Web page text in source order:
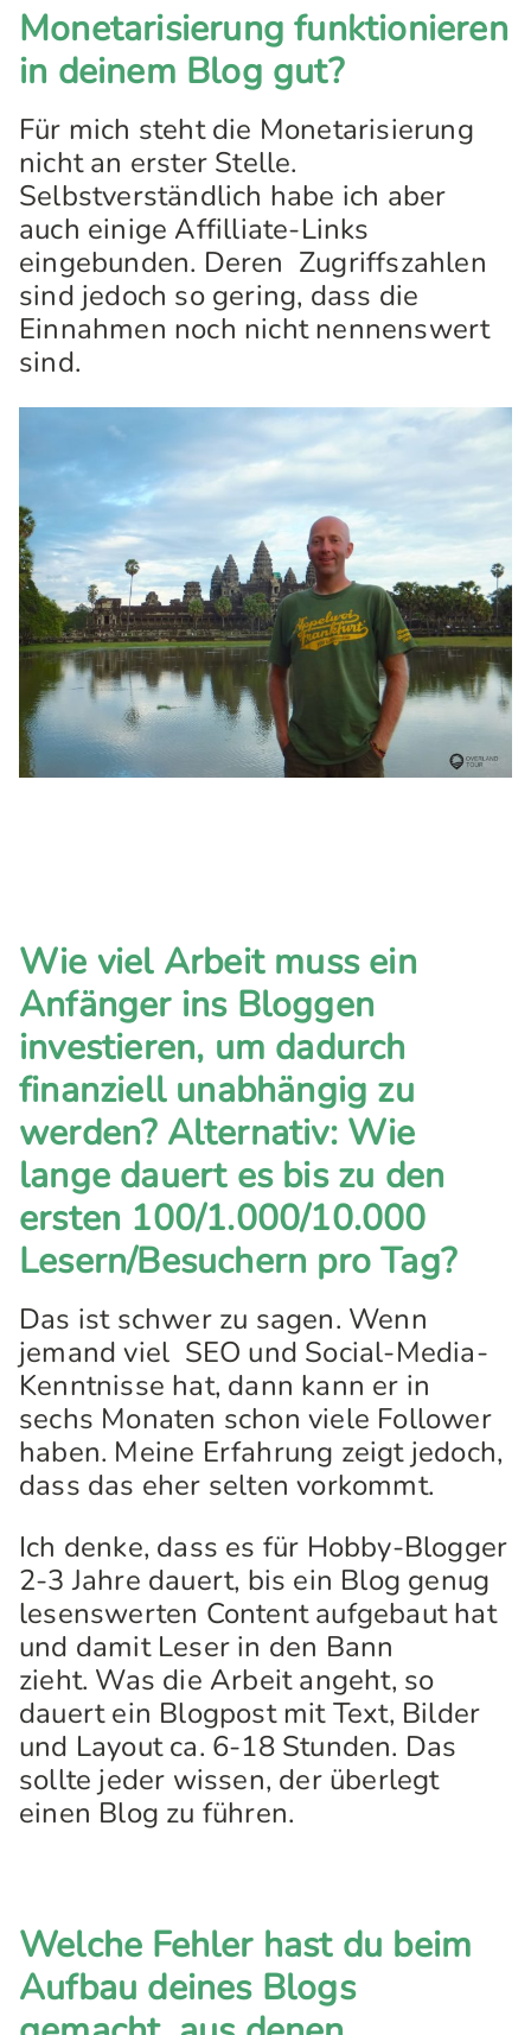
Monetarisierung funktionieren
in deinem Blog gut?
Für mich steht die Monetarisierung
nicht an erster Stelle.
Selbstverständlich habe ich aber
auch einige Affilliate-Links
eingebunden. Deren Zugriffszahlen
sind jedoch so gering, dass die
Einnahmen noch nicht nennenswert
sind.
Wie viel Arbeit muss ein
Anfänger ins Bloggen
investieren, um dadurch
finanziell unabhängig zu
werden? Alternativ: Wie
lange dauert es bis zu den
ersten 100/1.000/10.000
Lesern/Besuchern pro Tag?
Das ist schwer zu sagen. Wenn
jemand viel SEO und Social-Media-
Kenntnisse hat, dann kann er in
sechs Monaten schon viele Follower
haben. Meine Erfahrung zeigt jedoch,
dass das eher selten vorkommt.
Ich denke, dass es für Hobby-Blogger
2-3 Jahre dauert, bis ein Blog genug
lesenswerten Content aufgebaut hat
und damit Leser in den Bann
zieht. Was die Arbeit angeht, so
dauert ein Blogpost mit Text, Bilder
und Layout ca. 6-18 Stunden. Das
sollte jeder wissen, der überlegt
einen Blog zu führen.
Welche Fehler hast du beim
Aufbau deines Blogs